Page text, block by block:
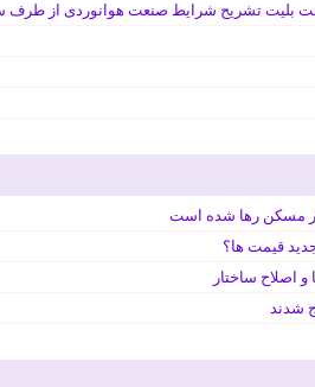
بلیت تشریح شرایط صنعت هوانوردی از طرف
قیمت ها؟